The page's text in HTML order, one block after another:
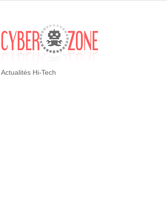
Actualités Hi-Tech